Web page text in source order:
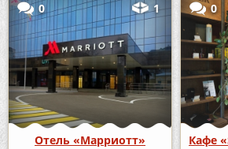
0 1
Отель «Марриотт»
0
Кафе